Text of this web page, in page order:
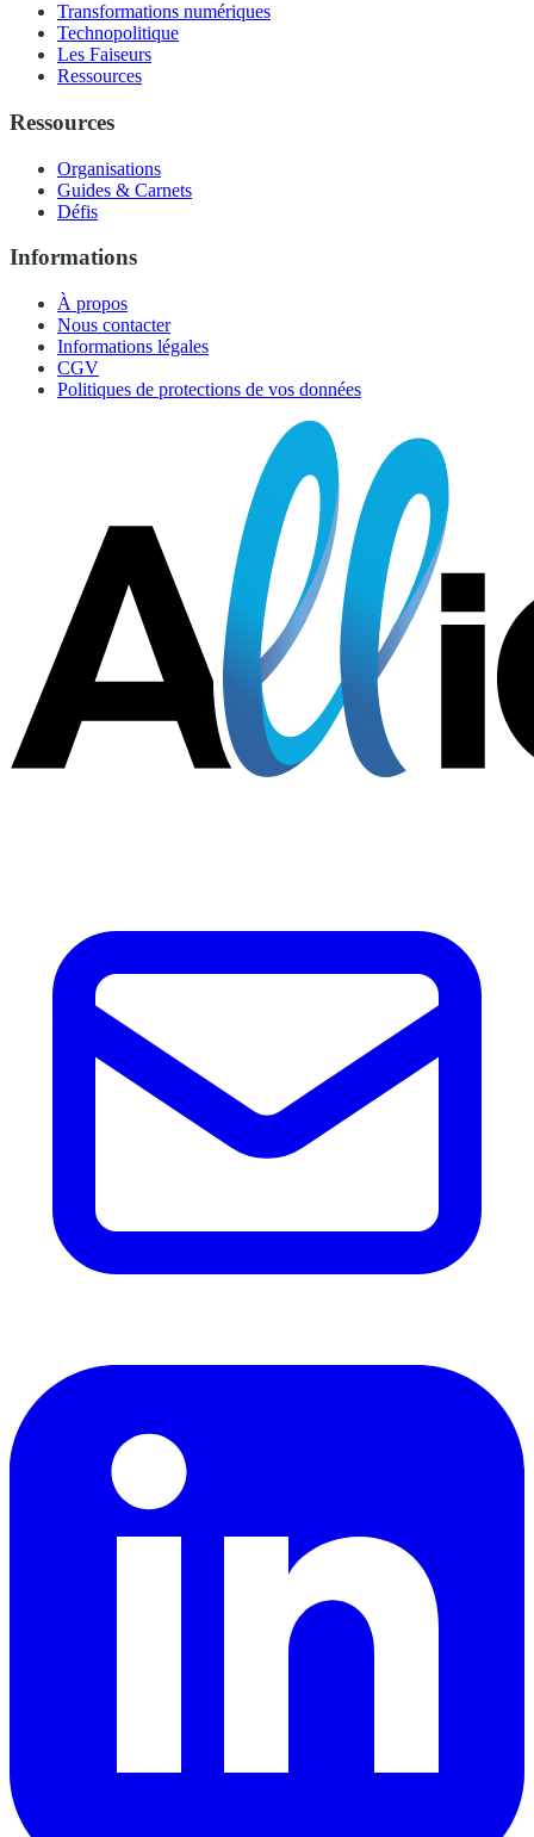
Transformations numériques
Technopolitique
Les Faiseurs
Ressources
Ressources
Organisations
Guides & Carnets
Défis
Informations
À propos
Nous contacter
Informations légales
CGV
Politiques de protections de vos données